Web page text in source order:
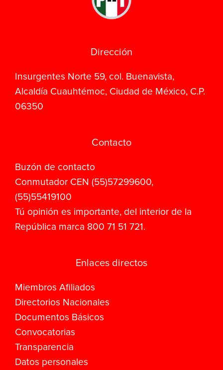
Dirección
Insurgentes Norte 59, col. Buenavista,
Alcaldía Cuauhtémoc, Ciudad de México, C.P.
06350
Contacto
Buzón de contacto
Conmutador CEN (55)57299600,
(55)55419100
Tú opinión es importante, del interior de la
República marca 800 71 51 721.
Enlaces directos
Miembros Afiliados
Directorios Nacionales
Documentos Básicos
Convocatorias
Transparencia
Datos personales